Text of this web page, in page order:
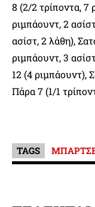
8 (2/2 τρίποντα, 7
ριμπάουντ, 2
ασίστ, 2 λάθη),
ριμπάουντ, 3
12 (4 ριμπάουντ),
Πάρα 7 (1/1
TAGS